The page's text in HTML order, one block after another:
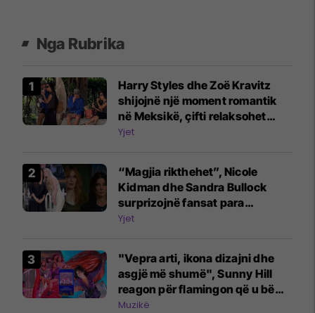
Nga Rubrika
Harry Styles dhe Zoë Kravitz
shijojnë një moment romantik
në Meksikë, çifti relaksohet
gjatë turneut të këngëtarit
Yjet
“Magjia rikthehet”, Nicole
Kidman dhe Sandra Bullock
surprizojnë fansat para
vazhdimit të “Practical Magic”
Yjet
"Vepra arti, ikona dizajni dhe
asgjë më shumë", Sunny Hill
reagon për flamingon që u bë
pjesë e diskutimeve në rrjet
Muzikë